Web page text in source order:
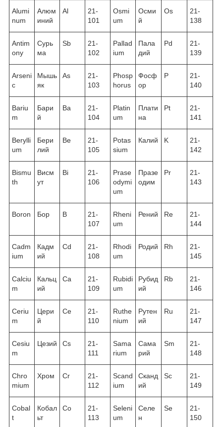
Alumi
num
Алюм
иний
Al
21-
101
Osmi
um
Осми
й
Os
21-
138
Antim
ony
Сурь
ма
Sb
21-
102
Pallad
ium
Пала
дий
Pd
21-
139
Arseni
c
Мышь
як
As
21-
103
Phosp
horus
Фосф
ор
P
21-
140
Bariu
m
Бари
й
Ba
21-
104
Platin
um
Плати
на
Pt
21-
141
Berylli
um
Бери
лий
Be
21-
105
Potas
sium
Калий K
21-
142
Bismu
th
Висм
ут
Bi
21-
106
Prase
odymi
um
Празе
одим
Pr
21-
143
Boron Бор B
21-
107
Rheni
um
Рений Re
21-
144
Cadm
ium
Кадм
ий
Cd
21-
108
Rhodi
um
Родий Rh
21-
145
Calciu
m
Кальц
ий
Ca
21-
109
Rubidi
um
Рубид
ий
Rb
21-
146
Ceriu
m
Цери
й
Ce
21-
110
Ruthe
nium
Рутен
ий
Ru
21-
147
Cesiu
m
Цезий Cs
21-
111
Sama
rium
Сама
рий
Sm
21-
148
Chro
mium
Хром Cr
21-
112
Scand
ium
Сканд
ий
Sc
21-
149
Cobal
t
Кобал
ьт
Co
21-
113
Seleni
um
Селе
н
Se
21-
150